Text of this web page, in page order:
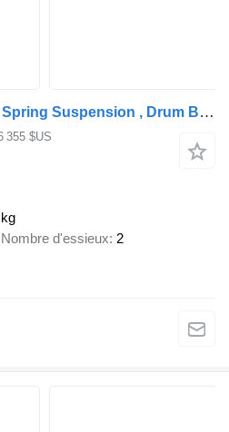
CIF 2 Axle Steel Tipper , Spring Suspension , Drum Brakes
355 $US
Nombre d'essieux 2